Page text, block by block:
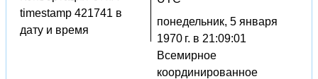
timestamp 421741 в
дату и время
понедельник, 5 января
1970 г. в 21:09:01
Всемирное
координированное